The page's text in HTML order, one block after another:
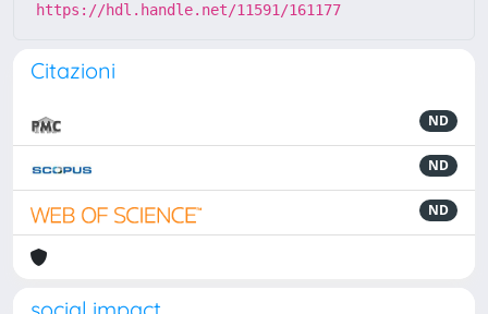
https://hdl.handle.net/11591/161177
Citazioni
ND
ND
ND